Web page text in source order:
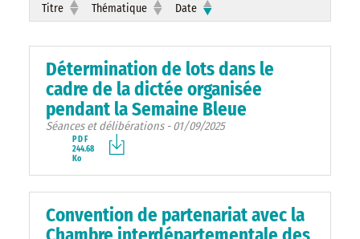
Titre
Thématique Date
Détermination de lots dans le
cadre de la dictée organisée
pendant la Semaine Bleue
Séances et délibérations - 01/09/2025
PDF
244.68
Ko
Convention de partenariat avec la